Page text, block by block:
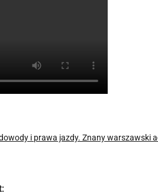
i prawa jazdy. Znany warszawski